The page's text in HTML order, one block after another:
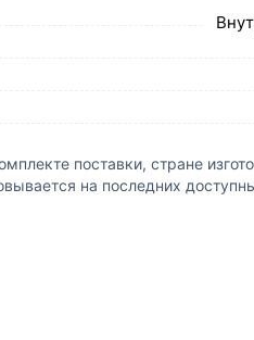
поставки, стране
на последних